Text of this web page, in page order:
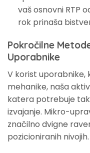
vaš osnovni RTP
rok prinaša
Pokročilne
Uporabnike
V korist uporabnike,
mehanike, naša
katera potrebuje
izvajanje. Mikro-
značilno dvigne
pozicioniranih nivojih.